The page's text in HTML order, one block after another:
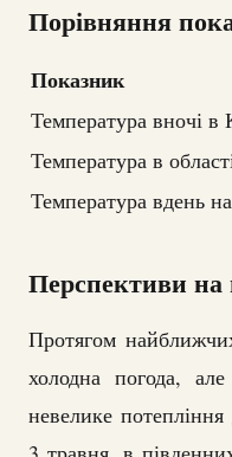
Порівняння
Показник
Температура вночі в
Температура в
Температура вдень
Перспективи на
Протягом
холодна погода,
невелике